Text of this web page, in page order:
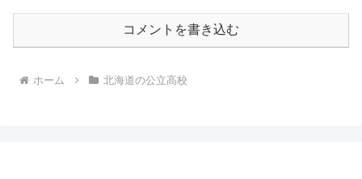
コメントを書き込む
ホーム 北海道の公立高校